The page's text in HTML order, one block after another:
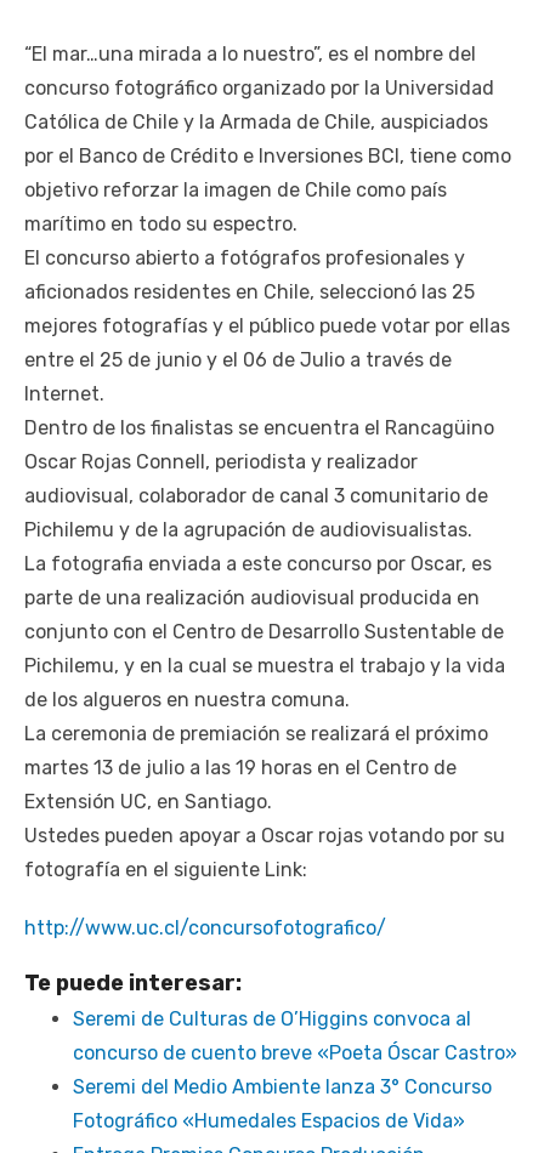
“El mar…una mirada a lo nuestro”, es el nombre del
concurso fotográfico organizado por la Universidad
Católica de Chile y la Armada de Chile, auspiciados
por el Banco de Crédito e Inversiones BCI, tiene como
objetivo reforzar la imagen de Chile como país
marítimo en todo su espectro.
El concurso abierto a fotógrafos profesionales y
aficionados residentes en Chile, seleccionó las 25
mejores fotografías y el público puede votar por ellas
entre el 25 de junio y el 06 de Julio a través de
Internet.
Dentro de los finalistas se encuentra el Rancagüino
Oscar Rojas Connell, periodista y realizador
audiovisual, colaborador de canal 3 comunitario de
Pichilemu y de la agrupación de audiovisualistas.
La fotografia enviada a este concurso por Oscar, es
parte de una realización audiovisual producida en
conjunto con el Centro de Desarrollo Sustentable de
Pichilemu, y en la cual se muestra el trabajo y la vida
de los algueros en nuestra comuna.
La ceremonia de premiación se realizará el próximo
martes 13 de julio a las 19 horas en el Centro de
Extensión UC, en Santiago.
Ustedes pueden apoyar a Oscar rojas votando por su
fotografía en el siguiente Link:
http://www.uc.cl/concursofotografico/
Te puede interesar:
Seremi de Culturas de O’Higgins convoca al
concurso de cuento breve «Poeta Óscar Castro»
Seremi del Medio Ambiente lanza 3° Concurso
Fotográfico «Humedales Espacios de Vida»